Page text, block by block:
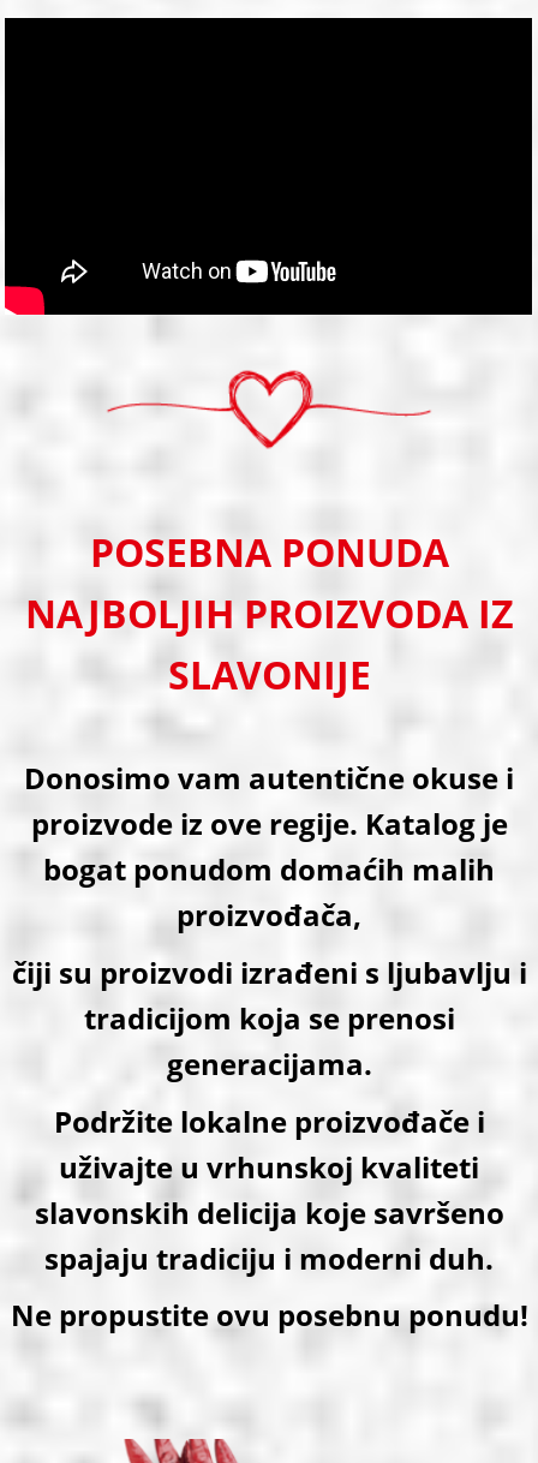
POSEBNA PONUDA
NAJBOLJIH PROIZVODA IZ
SLAVONIJE
Donosimo vam autentične okuse i
proizvode iz ove regije. Katalog je
bogat ponudom domaćih malih
proizvođača,
čiji su proizvodi izrađeni s ljubavlju i
tradicijom koja se prenosi
generacijama.
Podržite lokalne proizvođače i
uživajte u vrhunskoj kvaliteti
slavonskih delicija koje savršeno
spajaju tradiciju i moderni duh.
Ne propustite ovu posebnu ponudu!